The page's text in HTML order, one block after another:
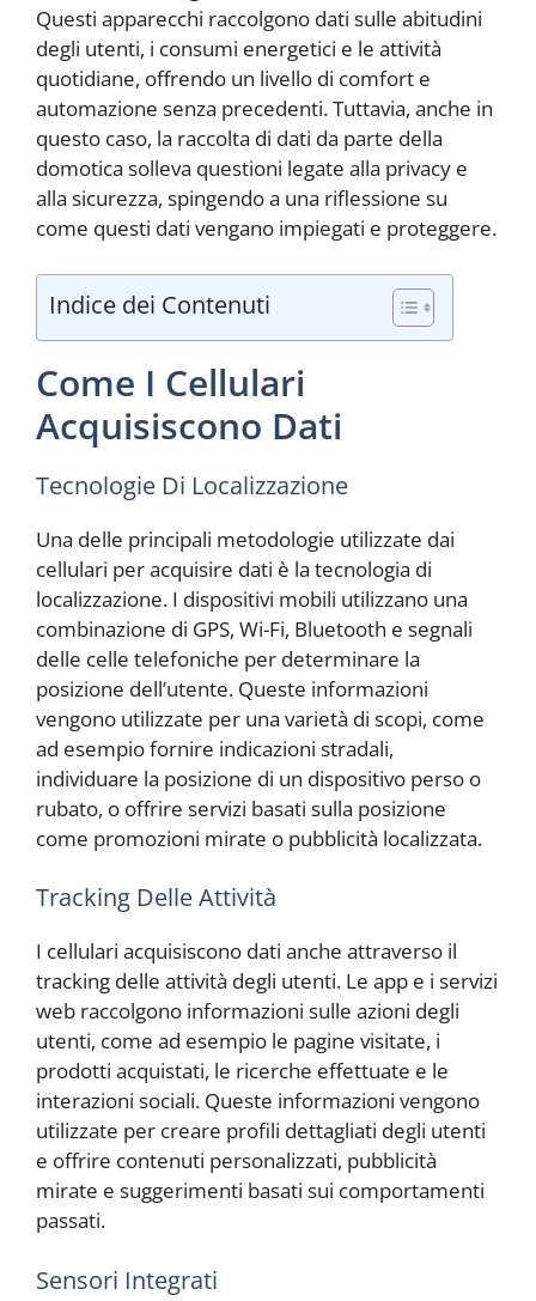
Questi apparecchi raccolgono dati sulle abitudini
degli utenti, i consumi energetici e le attività
quotidiane, offrendo un livello di comfort e
automazione senza precedenti. Tuttavia, anche in
questo caso, la raccolta di dati da parte della
domotica solleva questioni legate alla privacy e
alla sicurezza, spingendo a una riflessione su
come questi dati vengano impiegati e proteggere.
Indice dei Contenuti
Come I Cellulari
Acquisiscono Dati
Tecnologie Di Localizzazione
Una delle principali metodologie utilizzate dai
cellulari per acquisire dati è la tecnologia di
localizzazione. I dispositivi mobili utilizzano una
combinazione di GPS, Wi-Fi, Bluetooth e segnali
delle celle telefoniche per determinare la
posizione dell’utente. Queste informazioni
vengono utilizzate per una varietà di scopi, come
ad esempio fornire indicazioni stradali,
individuare la posizione di un dispositivo perso o
rubato, o offrire servizi basati sulla posizione
come promozioni mirate o pubblicità localizzata.
Tracking Delle Attività
I cellulari acquisiscono dati anche attraverso il
tracking delle attività degli utenti. Le app e i servizi
web raccolgono informazioni sulle azioni degli
utenti, come ad esempio le pagine visitate, i
prodotti acquistati, le ricerche effettuate e le
interazioni sociali. Queste informazioni vengono
utilizzate per creare profili dettagliati degli utenti
e offrire contenuti personalizzati, pubblicità
mirate e suggerimenti basati sui comportamenti
passati.
Sensori Integrati